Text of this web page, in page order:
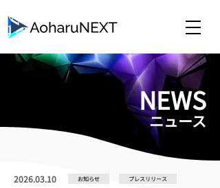
​NEWS
​ニュース
お知らせ プレスリリース
2026.03.10